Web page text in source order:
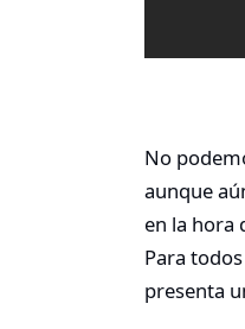
No
aunque
en la hora
Para
presenta